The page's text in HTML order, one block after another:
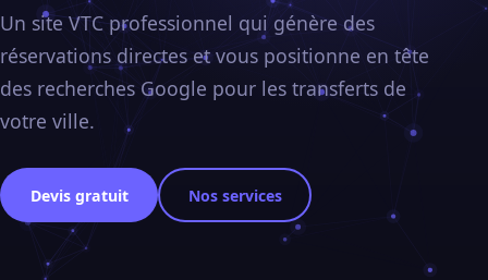
Un site VTC professionnel qui génère des
réservations directes et vous positionne en tête
des recherches Google pour les transferts de
votre ville.
Devis gratuit Nos services